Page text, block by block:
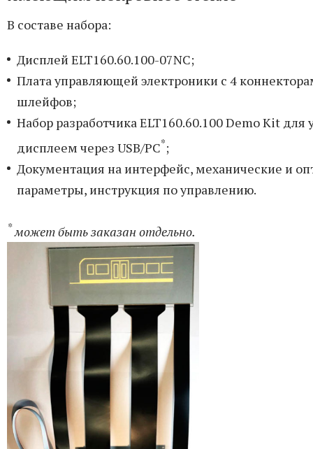
В составе набора:
Дисплей ELT160.60.100-07NC;
Плата управляющей электроники с 4
шлейфов;
Набор разработчика ELT160.60.100 Demo Kit для
дисплеем через USB/PC*;
Документация на интерфейс, механические и
параметры, инструкция по управлению.
*может быть заказан отдельно.